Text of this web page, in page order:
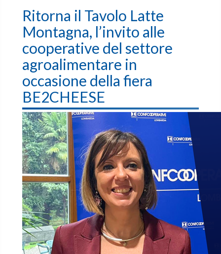
Ritorna il Tavolo Latte
Montagna, l’invito alle
cooperative del settore
agroalimentare in
occasione della fiera
BE2CHEESE